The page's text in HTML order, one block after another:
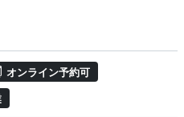
オンライン予約可